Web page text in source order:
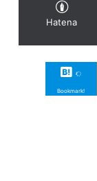
Hatena
Bookmark!